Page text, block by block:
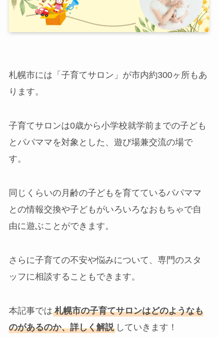
札幌市には「子育てサロン」が市内約300ヶ所もあ
ります。
子育てサロンは0歳から小学校就学前までの子ども
とパパママを対象とした、遊び場兼交流の場で
す。
同じくらいの月齢の子どもを育てているパパママ
との情報交換や子どもがいろいろなおもちゃで自
由に遊ぶことができます。
さらに子育ての不安や悩みについて、専門のスタ
ッフに相談することもできます。
本記事では 札幌市の子育てサロンはどのようなも
のがあるのか、詳しく解説 していきます！